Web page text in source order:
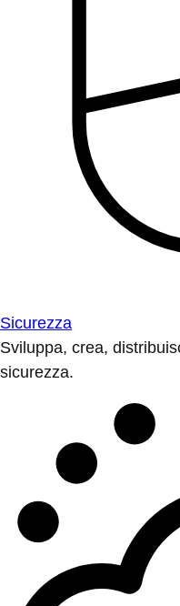
Sicurezza
Sviluppa, crea,
sicurezza.